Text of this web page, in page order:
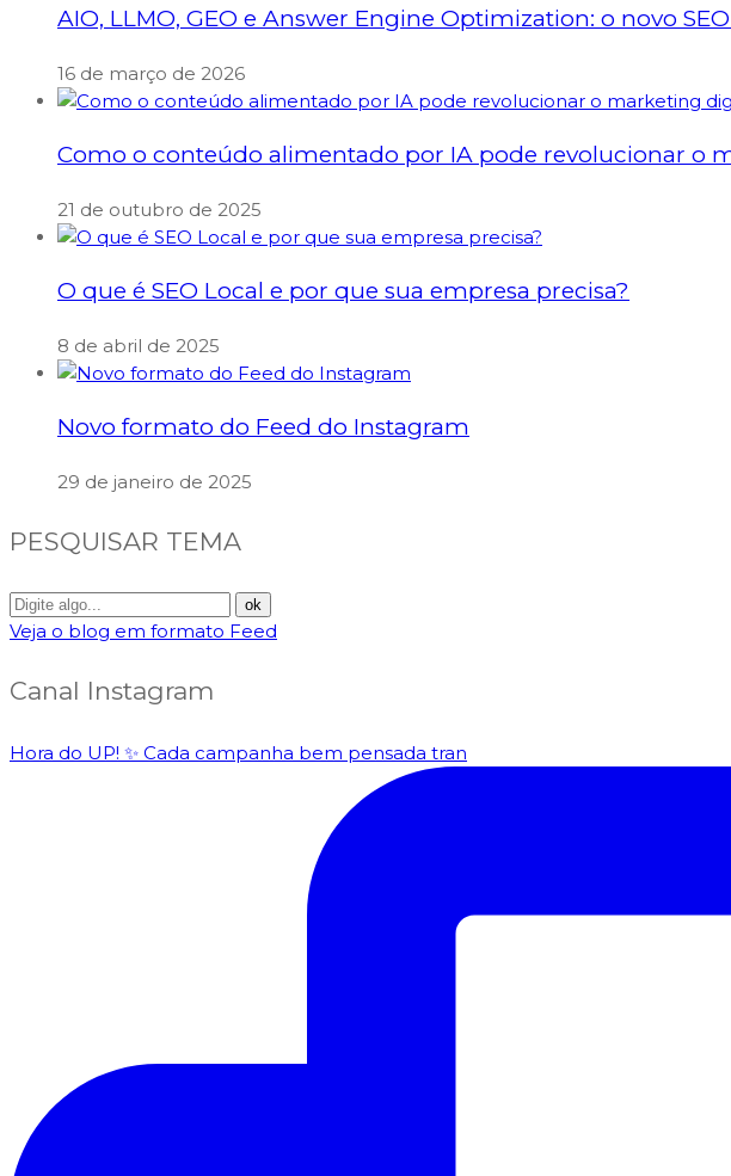
AIO, LLMO, GEO e Answer Engine Optimization: o novo
16 de março de 2026
Como o conteúdo alimentado por IA pode revolucionar o
21 de outubro de 2025
O que é SEO Local e por que sua empresa precisa?
8 de abril de 2025
Novo formato do Feed do Instagram
29 de janeiro de 2025
PESQUISAR TEMA
Veja o blog em formato Feed
Canal Instagram
Hora do UP! ✨️ Cada campanha bem pensada tran